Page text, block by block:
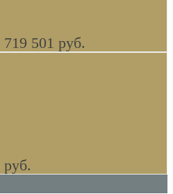
дерева, светло
окрас + серебро
719 501 руб.
(серия) В
руб.